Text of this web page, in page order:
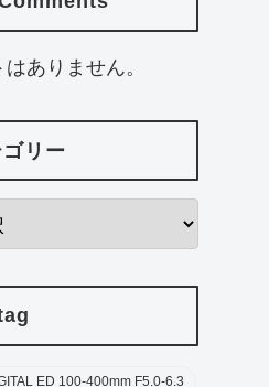
ありません。
リー
ED 100-400mm F5.0-6.3